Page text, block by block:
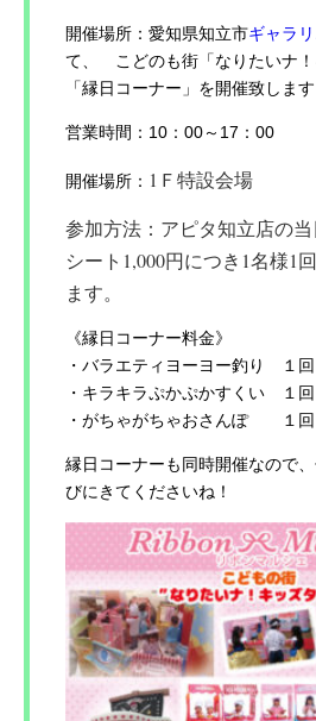
開催場所：愛知県知立市ギャラ
て、 こどのも街「なりたいナ！
「縁日コーナー」を開催致します
営業時間：10：00～17：00
開催場所： 1Ｆ特設会場
参加方法：アピタ知立店の
シート1,000円につき1名様1
ます。
《縁日コーナー料金》
・バラエティヨーヨー釣り １
・キラキラぷかぷかすくい １
・がちゃがちゃおさんぽ １
縁日コーナーも同時開催なので
びにきてくださいね！